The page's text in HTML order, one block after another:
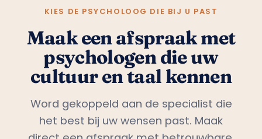
KIES DE PSYCHOLOOG DIE BIJ U PAST
Maak een afspraak met
psychologen die uw
cultuur en taal kennen
Word gekoppeld aan de specialist die
het best bij uw wensen past. Maak